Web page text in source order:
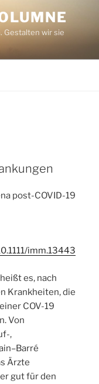
Gestalten wir sie
post-COVID-19
imm.13443
es, nach
Krankheiten, die
COV-19
Von
,
Ärzte
gut für den